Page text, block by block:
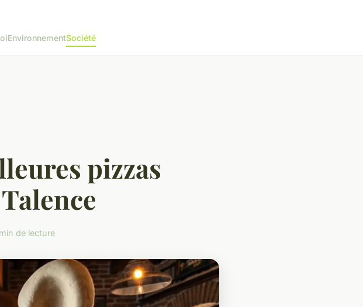
EnvironnementSociété
pizzas
de lecture